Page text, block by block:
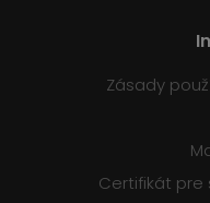
Zásady
Certifikát